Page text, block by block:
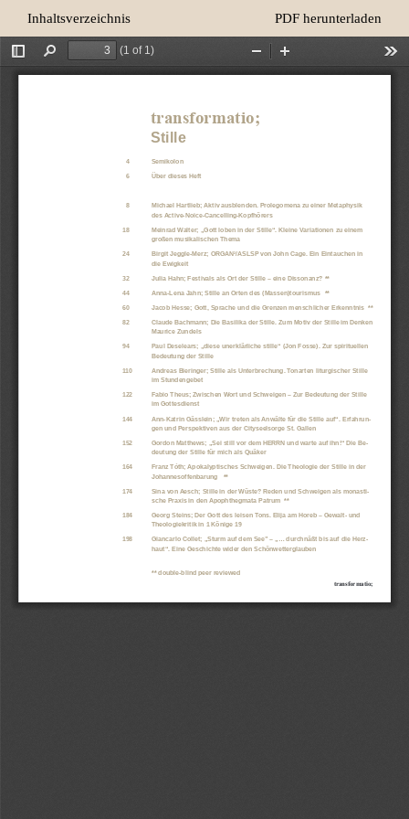
Artikeldetails
zurückkehren
Inhaltsverzeichnis Herunterladen
PDF herunterladen